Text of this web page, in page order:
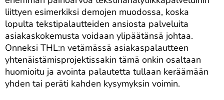
liittyen esimerkiksi demojen muodossa, koska
lopulta tekstipalautteiden ansiosta palveluita
asiakaskokemusta voidaan ylipäätänsä johtaa.
Onneksi THL:n vetämässä asiakaspalautteen
yhtenäistämisprojektissakin tämä onkin osaltaan
huomioitu ja avointa palautetta tullaan keräämään
yhden tai peräti kahden kysymyksin voimin.